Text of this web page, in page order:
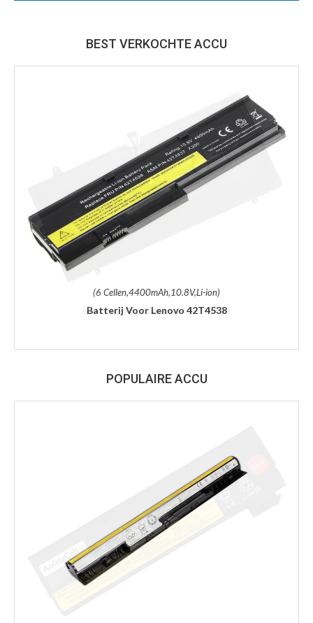
BEST VERKOCHTE ACCU
(6 Cellen,4400mAh,10.8V,Li-ion)
Batterij Voor Lenovo 42T4538
POPULAIRE ACCU